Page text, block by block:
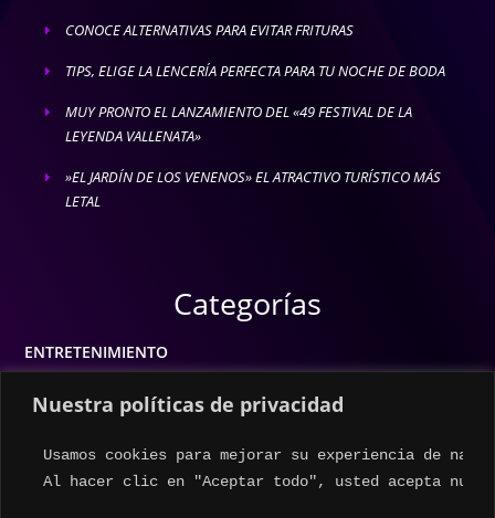
Nuestra políticas de privacidad
Usamos cookies para mejorar su experiencia de
Al hacer clic en "Aceptar todo", usted acepta
E CONOCE ALTERNATIVAS PARA EVITAR FRITURAS
E TIPS, ELIGE LA LENCERÍA PERFECTA PARA TU NOCHE DE BODA
E
MUY PRONTO EL LANZAMIENTO DEL «49 FESTIVAL DE LA
LEYENDA VALLENATA»
E
»EL JARDÍN DE LOS VENENOS» EL ATRACTIVO TURÍSTICO MÁS
LETAL
Categorías
ENTRETENIMIENTO
ESTILO DE VIDA